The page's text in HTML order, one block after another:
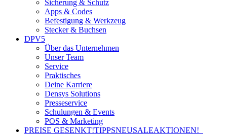
Sicherung & Schutz
Apps & Codes
Befestigung & Werkzeug
Stecker & Buchsen
DPV5
Über das Unternehmen
Unser Team
Service
Praktisches
Deine Karriere
Densys Solutions
Presseservice
Schulungen & Events
POS & Marketing
PREISE GESENKT!TIPPSNEUSALEAKTIONEN!